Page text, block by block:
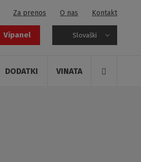
Za prenos O nas Kontakt
Vipanel Slovaški
DODATKI VINATA